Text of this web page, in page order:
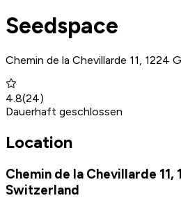
Seedspace
Chemin de la Chevillarde 11, 1224
4.8(24)
Dauerhaft geschlossen
Location
Chemin de la Chevillarde 11,
Switzerland